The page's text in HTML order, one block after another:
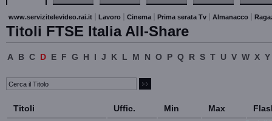
www.servizitelevideo.rai.it Lavoro Cinema Prima serata Tv Almanacco
Titoli FTSE Italia All-Share
A B C D E F G H I J K L M N O P Q R S T U V W X Y
Titoli Uffic. Min Max